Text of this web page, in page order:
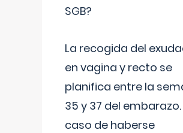
SGB?
La recogida del
en vagina y recto se
planifica entre la
35 y 37 del embarazo.
caso de haberse